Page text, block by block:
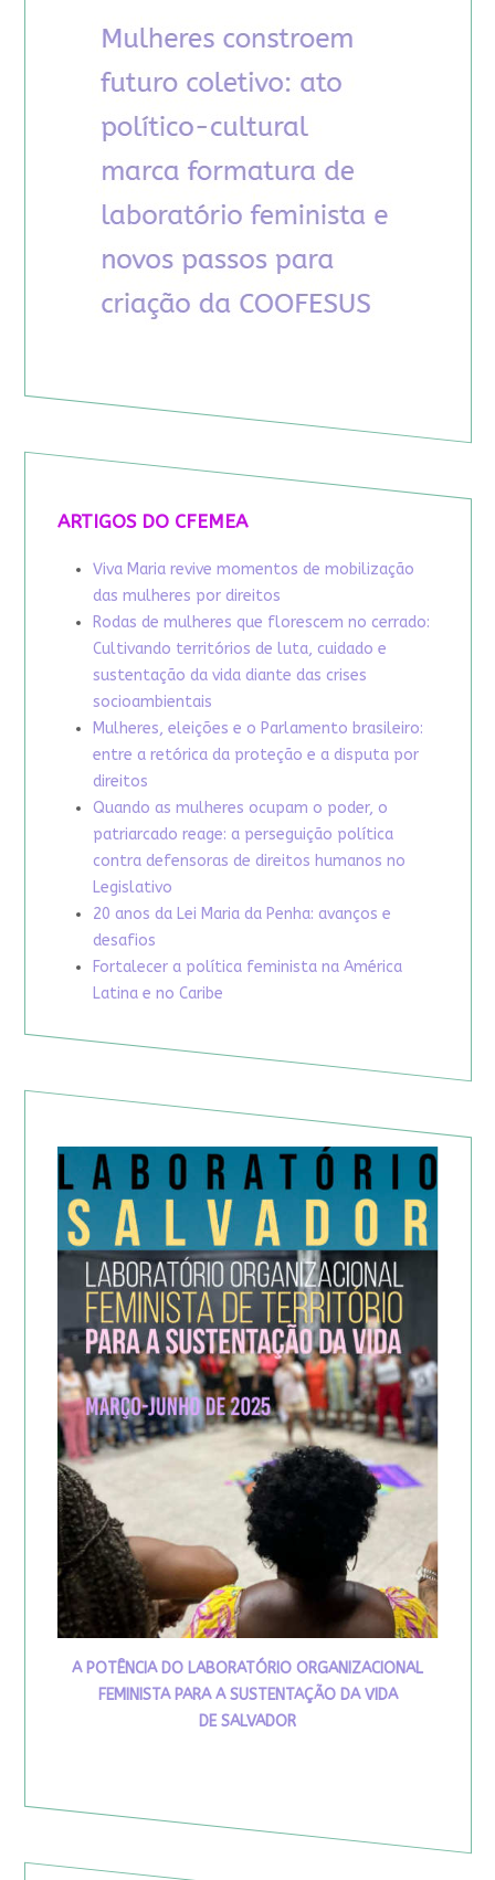
ARTIGOS DO CFEMEA
Viva Maria revive momentos de mobilização
das mulheres por direitos
Rodas de mulheres que florescem no cerrado:
Cultivando territórios de luta, cuidado e
sustentação da vida diante das crises
socioambientais
Mulheres, eleições e o Parlamento brasileiro:
entre a retórica da proteção e a disputa por
direitos
Quando as mulheres ocupam o poder, o
patriarcado reage: a perseguição política
contra defensoras de direitos humanos no
Legislativo
20 anos da Lei Maria da Penha: avanços e
desafios
Fortalecer a política feminista na América
Latina e no Caribe
A POTÊNCIA DO LABORATÓRIO ORGANIZACIONAL
FEMINISTA PARA A SUSTENTAÇÃO DA VIDA
DE SALVADOR